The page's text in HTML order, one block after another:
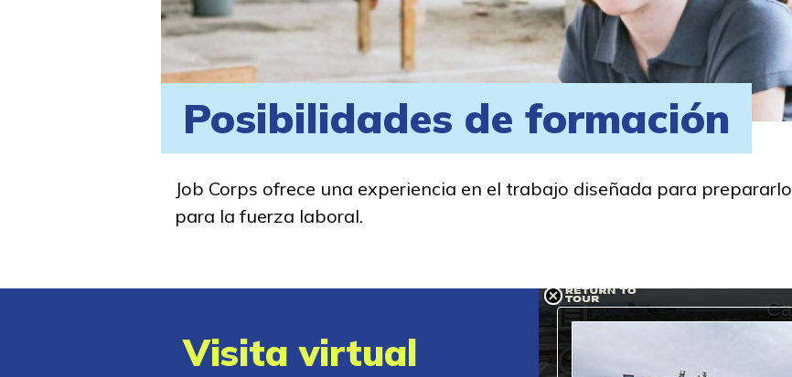
Posibilidades de formación
Job Corps ofrece una experiencia en el trabajo diseñada para prepararlo
para la fuerza laboral.
Visita virtual